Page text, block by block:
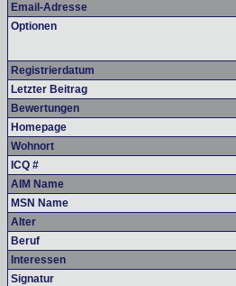
Email-Adresse
Optionen
Registrierdatum
Letzter Beitrag
Bewertungen
Homepage
Wohnort
ICQ #
AIM Name
MSN Name
Alter
Beruf
Interessen
Signatur